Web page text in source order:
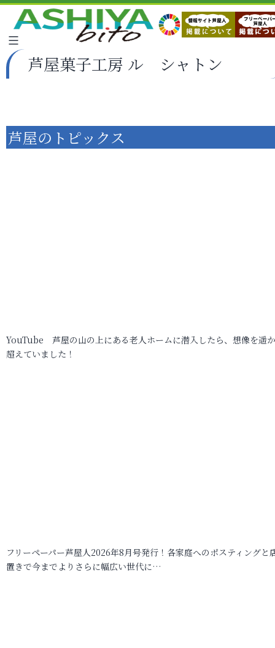
芦屋菓子工房 ル シャトン
芦屋のトピックス
YouTube 芦屋の山の上にある老人ホームに潜入したら、想像を遥
超えていました！
フリーペーパー芦屋人2026年8月号発行！各家庭へのポスティングと
置きで今までよりさらに幅広い世代に…